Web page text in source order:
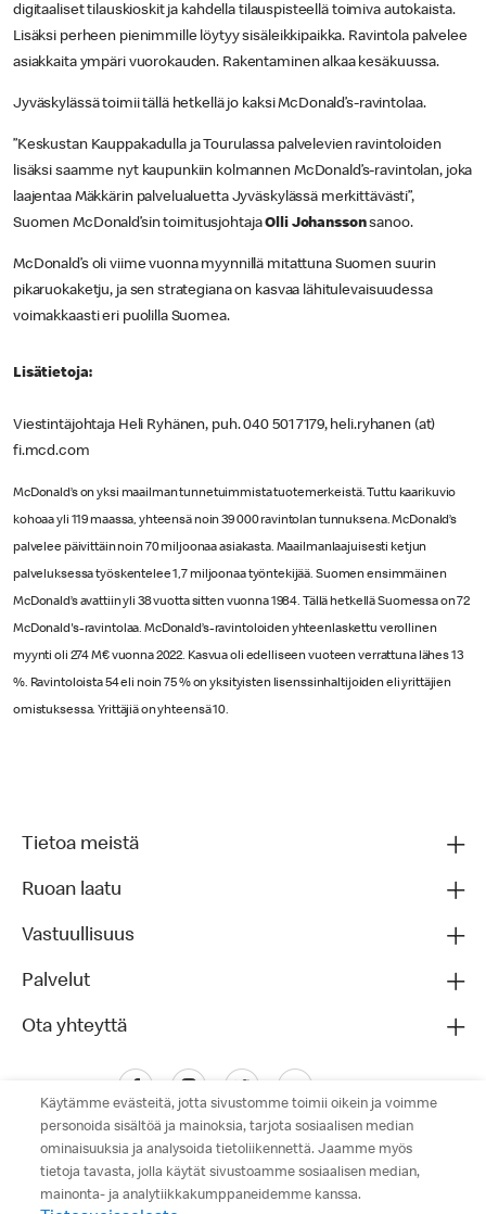
digitaaliset tilauskioskit ja kahdella tilauspisteellä toimiva autokaista.
Lisäksi perheen pienimmille löytyy sisäleikkipaikka. Ravintola palvelee
asiakkaita ympäri vuorokauden. Rakentaminen alkaa kesäkuussa.
Jyväskylässä toimii tällä hetkellä jo kaksi McDonald’s-ravintolaa.
”Keskustan Kauppakadulla ja Tourulassa palvelevien ravintoloiden
lisäksi saamme nyt kaupunkiin kolmannen McDonald’s-ravintolan, joka
laajentaa Mäkkärin palvelualuetta Jyväskylässä merkittävästi”,
Suomen McDonald’sin toimitusjohtajaOlli Johanssonsanoo.
McDonald’s oli viime vuonna myynnillä mitattuna Suomen suurin
pikaruokaketju, ja sen strategiana on kasvaa lähitulevaisuudessa
voimakkaasti eri puolilla Suomea.
Lisätietoja:
Viestintäjohtaja Heli Ryhänen, puh. 040 501 7179, heli.ryhanen (at)
fi.mcd.com
McDonald’s on yksi maailman tunnetuimmista tuotemerkeistä. Tuttu kaarikuvio
kohoaa yli 119 maassa, yhteensä noin 39 000 ravintolan tunnuksena. McDonald’s
palvelee päivittäin noin 70 miljoonaa asiakasta. Maailmanlaajuisesti ketjun
palveluksessa työskentelee 1,7 miljoonaa työntekijää. Suomen ensimmäinen
McDonald’s avattiin yli 38 vuotta sitten vuonna 1984. Tällä hetkellä Suomessa on 72
McDonald's-ravintolaa. McDonald’s-ravintoloiden yhteenlaskettu verollinen
myynti oli 274 M€ vuonna 2022. Kasvua oli edelliseen vuoteen verrattuna lähes 13
%. Ravintoloista 54 eli noin 75 % on yksityisten lisenssinhaltijoiden eli yrittäjien
omistuksessa. Yrittäjiä on yhteensä 10.
Tietoa meistä
Ruoan laatu
Vastuullisuus
Palvelut
Ota yhteyttä
Käytämme evästeitä, jotta sivustomme toimii oikein ja voimme
personoida sisältöä ja mainoksia, tarjota sosiaalisen median
ominaisuuksia ja analysoida tietoliikennettä. Jaamme myös
tietoja tavasta, jolla käytät sivustoamme sosiaalisen median,
mainonta- ja analytiikkakumppaneidemme kanssa.